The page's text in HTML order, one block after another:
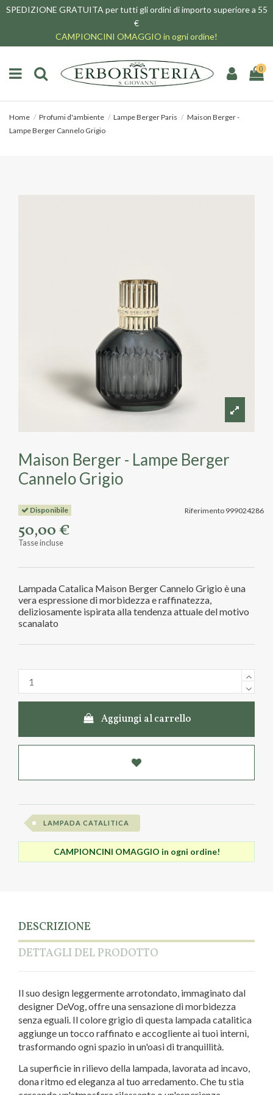
SPEDIZIONE GRATUITA per tutti gli ordini di importo superiore a 55
€
CAMPIONCINI OMAGGIO in ogni ordine!
0
Home Profumi d'ambiente Lampe Berger Paris
Maison Berger -
Lampe Berger Cannelo Grigio
Maison Berger - Lampe Berger
Cannelo Grigio
Riferimento 999024286
Disponibile
50,00 €
Tasse incluse
Lampada Catalica Maison Berger Cannelo Grigio è una
vera espressione di morbidezza e raffinatezza,
deliziosamente ispirata alla tendenza attuale del motivo
scanalato
Aggiungi al carrello
LAMPADA CATALITICA
CAMPIONCINI OMAGGIO in ogni ordine!
DESCRIZIONE
DETTAGLI DEL PRODOTTO
Il suo design leggermente arrotondato, immaginato dal
designer DeVog, offre una sensazione di morbidezza
senza eguali. Il colore grigio di questa lampada catalitica
aggiunge un tocco raffinato e accogliente ai tuoi interni,
trasformando ogni spazio in un'oasi di tranquillità.
La superficie in rilievo della lampada, lavorata ad incavo,
dona ritmo ed eleganza al tuo arredamento. Che tu stia